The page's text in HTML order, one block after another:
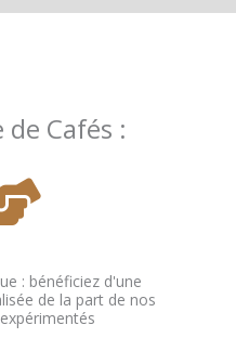
Cafés :
: bénéficiez d'une
de la part de nos